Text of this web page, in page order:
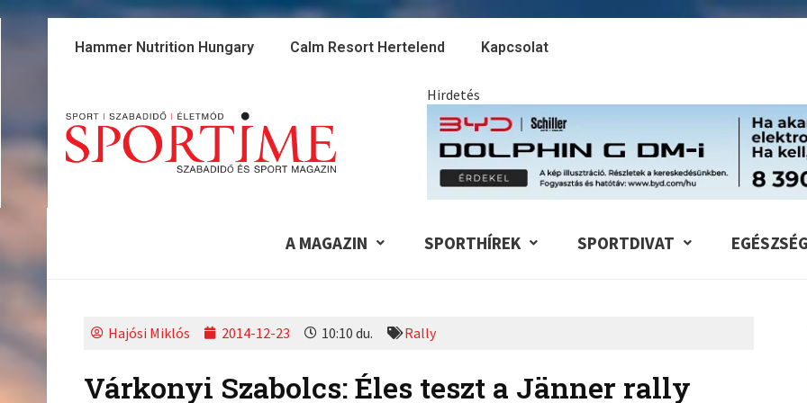
Skip
Hammer Nutrition Hungary Calm Resort Hertelend Kapcsolat
Hirdetés
A MAGAZIN SPORTHÍREK SPORTDIVAT EGÉSZSÉG
Hajósi Miklós 2014-12-23 10:10 du. Rally
Várkonyi Szabolcs: Éles teszt a Jänner rally